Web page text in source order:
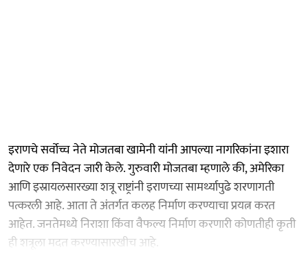
इराणचे सर्वोच्च नेते मोजतबा खामेनी यांनी आपल्या नागरिकांना इशारा
देणारे एक निवेदन जारी केले. गुरुवारी मोजतबा म्हणाले की, अमेरिका
आणि इस्रायलसारख्या शत्रू राष्ट्रांनी इराणच्या सामर्थ्यापुढे शरणागती
पत्करली आहे. आता ते अंतर्गत कलह निर्माण करण्याचा प्रयत्न करत
आहेत. जनतेमध्ये निराशा किंवा वैफल्य निर्माण करणारी कोणतीही कृती
ही शत्रूला मदत करण्यासारखीच आहे.